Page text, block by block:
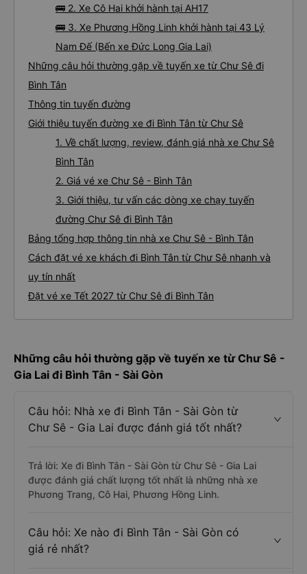
🚌 2. Xe Cô Hai khởi hành tại AH17
🚌 3. Xe Phương Hồng Linh khởi hành tại 43 Lý
Nam Đế (Bến xe Đức Long Gia Lai)
Những câu hỏi thường gặp về tuyến xe từ Chư Sê đi
Bình Tân
Thông tin tuyến đường
Giới thiệu tuyến đường xe đi Bình Tân từ Chư Sê
1. Về chất lượng, review, đánh giá nhà xe Chư Sê
Bình Tân
2. Giá vé xe Chư Sê - Bình Tân
3. Giới thiệu, tư vấn các dòng xe chạy tuyến
đường Chư Sê đi Bình Tân
Bảng tổng hợp thông tin nhà xe Chư Sê - Bình Tân
Cách đặt vé xe khách đi Bình Tân từ Chư Sê nhanh và
uy tín nhất
Đặt vé xe Tết 2027 từ Chư Sê đi Bình Tân
Những câu hỏi thường gặp về tuyến xe từ Chư Sê -
Gia Lai đi Bình Tân - Sài Gòn
Câu hỏi: Nhà xe đi Bình Tân - Sài Gòn từ
Chư Sê - Gia Lai được đánh giá tốt nhất?
Trả lời: Xe đi Bình Tân - Sài Gòn từ Chư Sê - Gia Lai
được đánh giá chất lượng tốt nhất là những nhà xe
Phương Trang, Cô Hai, Phương Hồng Linh.
Câu hỏi: Xe nào đi Bình Tân - Sài Gòn có
giá rẻ nhất?